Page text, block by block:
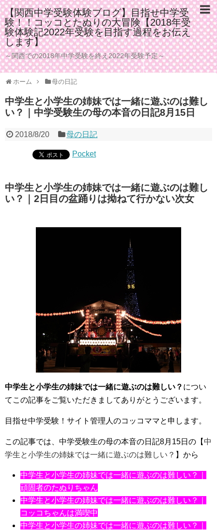
【関西中学受験体験ブログ】目指せ中学受
験！！コッコとたぬりの大冒険【2018年受
験体験記2022年受験を目指す過程をお伝え
します】
～関西での2018年中学受験を終え2022年受験予定～
ホーム 母の日記
中学生と小学生の姉妹では一緒に遊ぶのは難し
い？｜中学受験生の母の本音の日記8月15日
2018/8/20 母の日記
Pocket
中学生と小学生の姉妹では一緒に遊ぶのは難し
い？｜2日目の盆踊りは拗ねて行かない次女
中学生と小学生の姉妹では一緒に遊ぶのは難しい？ につい
てこの記事をご覧いただきましてありがとうございます。
目指せ中学受験！サイト管理人のコッコママと申します。
この記事では、中学受験生の母の本音の日記8月15日の【 中
学生と小学生の姉妹では一緒に遊ぶのは難しい？ 】から
中学生と小学生の姉妹では一緒に遊ぶのは難しい？｜
頑固者のたぬりちゃん
中学生と小学生の姉妹では一緒に遊ぶのは難しい？｜
コッコちゃんは満喫中
中学生と小学生の姉妹では一緒に遊ぶのは難しい？｜